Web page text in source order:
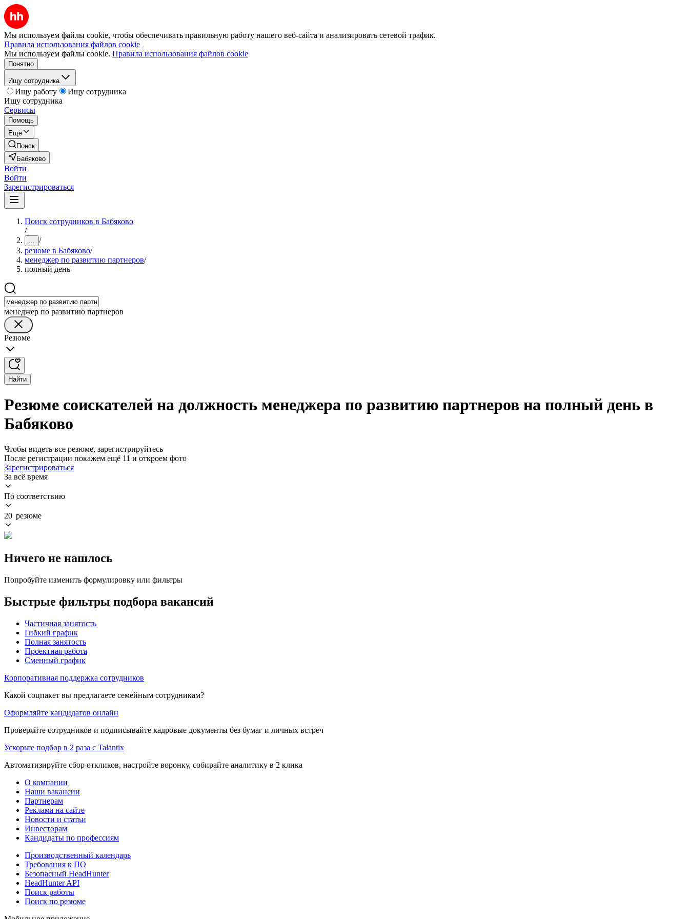
Мы используем файлы cookie, чтобы обеспечивать правильную работу нашего веб-сайта и анализировать сетевой трафик.
Правила использования файлов cookie
Мы используем файлы cookie. Правила использования файлов cookie
Понятно
Ищу сотрудника
Ищу работу
Ищу сотрудника
Ищу сотрудника
Сервисы
Помощь
Ещё
Поиск
Бабяково
Войти
Войти
Зарегистрироваться
Поиск сотрудников в Бабяково
/
... /
резюме в Бабяково/
менеджер по развитию партнеров/
полный день
менеджер по развитию партнеров
Резюме
Найти
Резюме соискателей на должность менеджера по развитию партнеров на полный день в
Бабяково
Чтобы видеть все резюме, зарегистрируйтесь
После регистрации покажем ещё 11 и откроем фото
Зарегистрироваться
За всё время
По соответствию
20 резюме
Ничего не нашлось
Попробуйте изменить формулировку или фильтры
Быстрые фильтры подбора вакансий
Частичная занятость
Гибкий график
Полная занятость
Проектная работа
Сменный график
Корпоративная поддержка сотрудников
Какой соцпакет вы предлагаете семейным сотрудникам?
Оформляйте кандидатов онлайн
Проверяйте сотрудников и подписывайте кадровые документы без бумаг и личных встреч
Ускорьте подбор в 2 раза с Talantix
Автоматизируйте сбор откликов, настройте воронку, собирайте аналитику в 2 клика
О компании
Наши вакансии
Партнерам
Реклама на сайте
Новости и статьи
Инвесторам
Кандидаты по профессиям
Производственный календарь
Требования к ПО
Безопасный HeadHunter
HeadHunter API
Поиск работы
Поиск по резюме